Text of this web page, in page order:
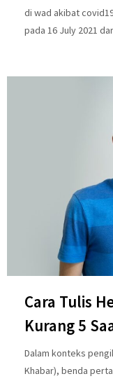
di wad akibat
pada 16 July 2021
Cara Tulis
Kurang 5
Dalam konteks
Khabar), benda